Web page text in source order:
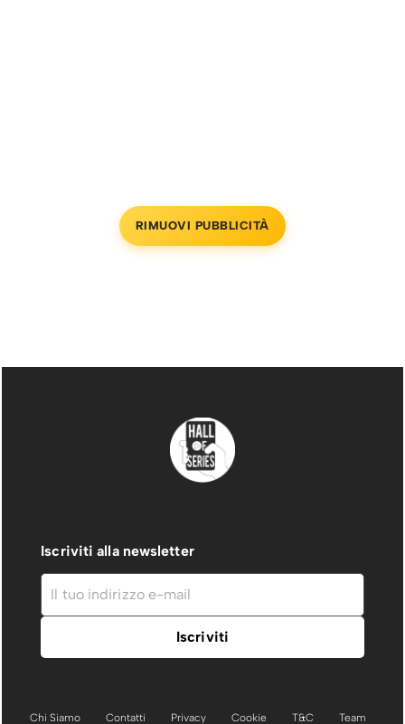
RIMUOVI PUBBLICITÀ
Iscriviti alla newsletter
Chi Siamo Contatti Privacy Cookie T&C Team